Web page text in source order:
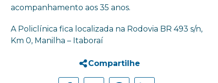
acompanhamento aos 35 anos.
A Policlínica fica localizada na Rodovia BR 493 s/n,
Km 0, Manilha – Itaboraí
Compartilhe